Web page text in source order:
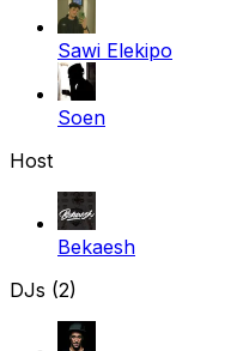
Sawi Elekipo
Soen
Host
Bekaesh
DJs (2)